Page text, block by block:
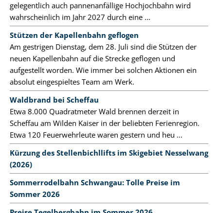
gelegentlich auch pannenanfällige Hochjochbahn wird
wahrscheinlich im Jahr 2027 durch eine ...
Stützen der Kapellenbahn geflogen
Am gestrigen Dienstag, dem 28. Juli sind die Stützen der
neuen Kapellenbahn auf die Strecke geflogen und
aufgestellt worden. Wie immer bei solchen Aktionen ein
absolut eingespieltes Team am Werk.
Waldbrand bei Scheffau
Etwa 8.000 Quadratmeter Wald brennen derzeit in
Scheffau am Wilden Kaiser in der beliebten Ferienregion.
Etwa 120 Feuerwehrleute waren gestern und heu ...
Kürzung des Stellenbichllifts im Skigebiet Nesselwang
(2026)
Sommerrodelbahn Schwangau: Tolle Preise im
Sommer 2026